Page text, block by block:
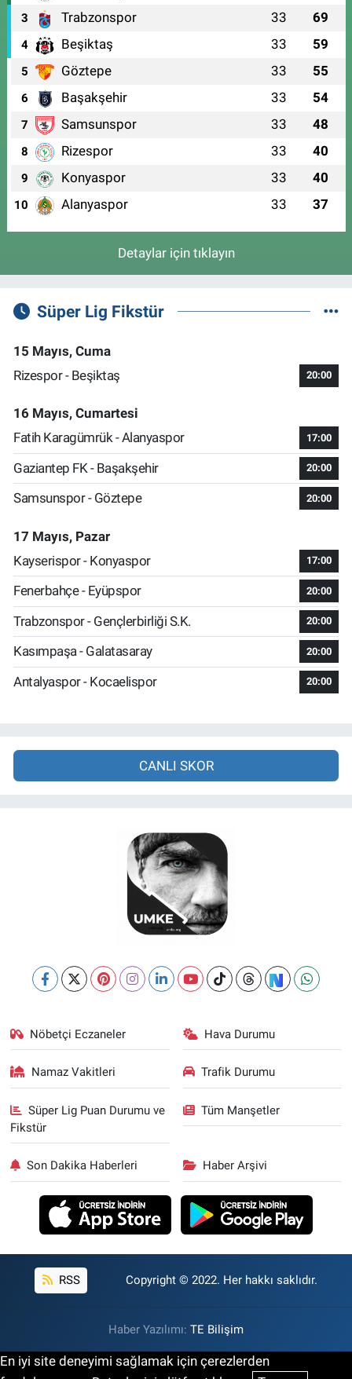
3 Trabzonspor 33 69
4 Beşiktaş 33 59
5 Göztepe 33 55
6 Başakşehir 33 54
7 Samsunspor 33 48
8 Rizespor 33 40
9 Konyaspor 33 40
10 Alanyaspor 33 37
Detaylar için tıklayın
Süper Lig Fikstür
15 Mayıs, Cuma
Rizespor - Beşiktaş
20:00
16 Mayıs, Cumartesi
Fatih Karagümrük - Alanyaspor
17:00
Gaziantep FK - Başakşehir 20:00
Samsunspor - Göztepe 20:00
17 Mayıs, Pazar
Kayserispor - Konyaspor
17:00
Fenerbahçe - Eyüpspor 20:00
Trabzonspor - Gençlerbirliği S.K. 20:00
Kasımpaşa - Galatasaray 20:00
Antalyaspor - Kocaelispor 20:00
CANLI SKOR
Nöbetçi Eczaneler Hava Durumu
Namaz Vakitleri Trafik Durumu
Süper Lig Puan Durumu ve
Fikstür
Tüm Manşetler
Son Dakika Haberleri Haber Arşivi
RSS Copyright © 2022. Her hakkı saklıdır.
Haber Yazılımı: TE Bilişim
En iyi site deneyimi sağlamak için çerezlerden